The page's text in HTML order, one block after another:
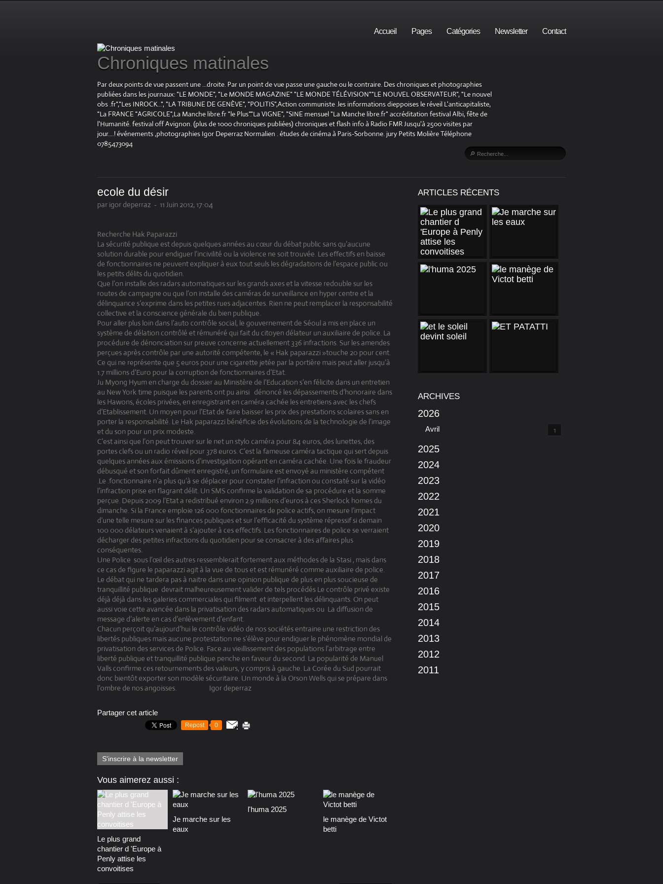
Accueil Pages Catégories Newsletter Contact
Chroniques matinales
Par deux points de vue passent une ...droite. Par un point de vue passe une gauche ou le contraire. Des chroniques et photographies
publiées dans les journaux: "LE MONDE", "Le MONDE MAGAZINE" "LE MONDE TÉLÉVISION""LE NOUVEL OBSERVATEUR", "Le nouvel
obs .fr","Les INROCK...", "LA TRIBUNE DE GENÈVE", "POLITIS",Action communiste .les informations dieppoises le réveil L'anticapitaliste,
"La FRANCE "AGRICOLE",La Manche libre.fr "le Plus"."La VIGNE", "SINE mensuel "La Manche libre.fr" accréditation festival Albi, fête de
l'Humanité. festival off Avignon. (plus de 1000 chroniques publiées) chroniques et flash info à Radio FMR Jusqu'à 2500 visites par
jour....! événements ,photographies Igor Deperraz Normalien . études de cinéma à Paris-Sorbonne. jury Petits Molière Téléphone
0785473094
ecole du désir
par igor deperraz - 11 Juin 2012, 17:04
Recherche Hak Paparazzi
La sécurité publique est depuis quelques années au cœur du débat public sans qu’aucune
solution durable pour endiguer l’incivilité ou la violence ne soit trouvée. Les effectifs en baisse
de fonctionnaires ne peuvent expliquer à eux tout seuls les dégradations de l’espace public ou
les petits délits du quotidien.
Que l’on installe des radars automatiques sur les grands axes et la vitesse redouble sur les
routes de campagne ou que l’on installe des caméras de surveillance en hyper centre et la
délinquance s’exprime dans les petites rues adjacentes. Rien ne peut remplacer la responsabilité
collective et la conscience générale du bien publique.
Pour aller plus loin dans l’auto contrôle social, le gouvernement de Séoul a mis en place un
système de délation contrôlé et rémunéré qui fait du citoyen délateur un auxiliaire de police. La
procédure de dénonciation sur preuve concerne actuellement 336 infractions. Sur les amendes
perçues après contrôle par une autorité compétente, le « Hak paparazzi »touche 20 pour cent.
Ce qui ne représente que 5 euros pour une cigarette jetée par la portière mais peut aller jusqu’à
1.7 millions d’Euro pour la corruption de fonctionnaires d’Etat.
Ju Myong Hyum en charge du dossier au Ministère de l’Education s’en félicite dans un entretien
au New York time puisque les parents ont pu ainsi dénoncé les dépassements d’honoraire dans
les Hawons, écoles privées, en enregistrant en caméra cachée les entretiens avec les chefs
d’Etablissement. Un moyen pour l’Etat de faire baisser les prix des prestations scolaires sans en
porter la responsabilité. Le Hak paparazzi bénéficie des évolutions de la technologie de l’image
et du son pour un prix modeste.
C’est ainsi que l’on peut trouver sur le net un stylo caméra pour 84 euros, des lunettes, des
portes clefs ou un radio réveil pour 378 euros. C’est la fameuse caméra tactique qui sert depuis
quelques années aux émissions d’investigation opérant en caméra cachée. Une fois le fraudeur
débusqué et son forfait dûment enregistré, un formulaire est envoyé au ministère compétent
.Le .fonctionnaire n’a plus qu’à se déplacer pour constater l’infraction ou constaté sur la vidéo
l’infraction prise en flagrant délit. Un SMS confirme la validation de sa procédure et la somme
perçue. Depuis 2009 l’Etat a redistribué environ 2.9 millions d’euros à ces Sherlock homes du
dimanche. Si la France emploie 126 000 fonctionnaires de police actifs, on mesure l’impact
d’une telle mesure sur les finances publiques et sur l’efficacité du système répressif si demain
100 000 délateurs venaient à s’ajouter à ces effectifs. Les fonctionnaires de police se verraient
décharger des petites infractions du quotidien pour se consacrer à des affaires plus
conséquentes.
Une Police sous l’œil des autres ressemblerait fortement aux méthodes de la Stasi , mais dans
ce cas de figure le paparazzi agit à la vue de tous et est rémunéré comme auxiliaire de police.
Le débat qui ne tardera pas à naitre dans une opinion publique de plus en plus soucieuse de
tranquillité publique devrait malheureusement valider de tels procédés Le contrôle privé existe
déjà déjà dans les galeries commerciales qui filment et interpellent les délinquants. On peut
aussi voie cette avancée dans la privatisation des radars automatiques ou La diffusion de
message d’alerte en cas d’enlèvement d’enfant.
Chacun perçoit qu’aujourd’hui le contrôle vidéo de nos sociétés entraine une restriction des
libertés publiques mais aucune protestation ne s’élève pour endiguer le phénomène mondial de
privatisation des services de Police. Face au vieillissement des populations l’arbitrage entre
liberté publique et tranquillité publique penche en faveur du second. La popularité de Manuel
Valls confirme ces retournements des valeurs, y compris à gauche. La Corée du Sud pourrait
donc bientôt exporter son modèle sécuritaire. Un monde à la Orson Wells qui se prépare dans
l’ombre de nos angoisses.
Igor deperraz
Partager cet article
Repost 0
S'inscrire à la newsletter
Vous aimerez aussi :
Le plus grand
chantier d 'Europe à
Penly attise les
convoitises
Je marche sur les
eaux
l'huma 2025
le manège de Victot
betti
ARTICLES RÉCENTS
ARCHIVES
2026
Avril 1
2025
2024
2023
2022
2021
2020
2019
2018
2017
2016
2015
2014
2013
2012
2011